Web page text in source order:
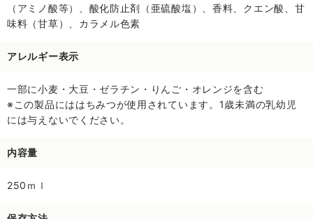
お買い物を続ける
（アミノ酸等）、酸化防止剤（亜硫酸塩）、香料、クエン酸、甘
味料（甘草）、カラメル色素
アレルギー表示
一部に小麦・大豆・ゼラチン・りんご・オレンジを含む
※この製品にははちみつが使用されています。1歳未満の乳幼児
には与えないでください。
内容量
250ｍｌ